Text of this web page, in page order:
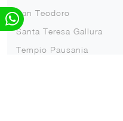
San Teodoro
Santa Teresa Gallura
Tempio Pausania